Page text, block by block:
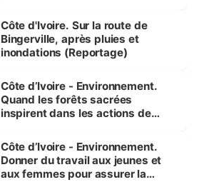
(Alassane Ouattara
Côte d'Ivoire. Sur la route de
Bingerville, après pluies et
inondations (Reportage)
Côte d’Ivoire - Environnement.
Quand les forêts sacrées
inspirent dans les actions de
Côte d’Ivoire - Environnement.
Donner du travail aux jeunes et
aux femmes pour assurer la